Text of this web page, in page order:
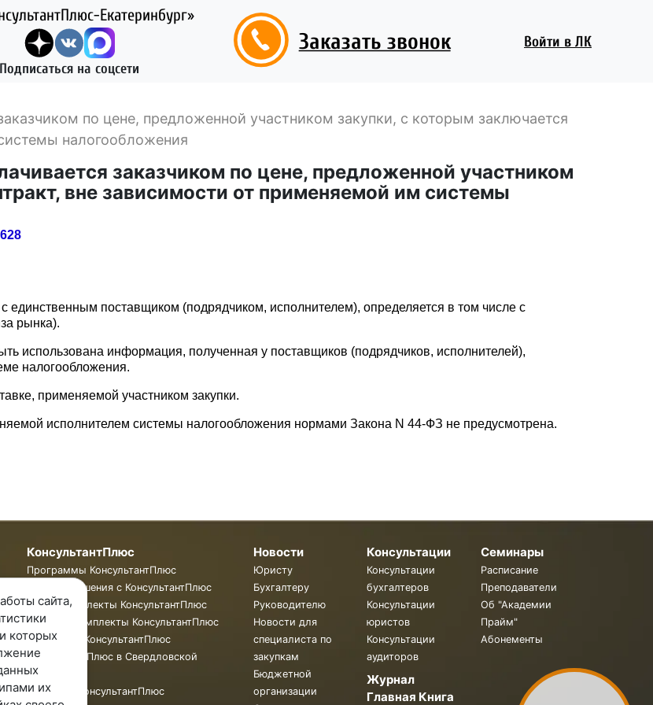
Екатеринбург»
Подписаться на соцсети
Заказать звонок Войти в ЛК
по цене, предложенной участником закупки, с которым заключается
налогообложения
заказчиком по цене, предложенной участником
вне зависимости от применяемой им системы
единственным поставщиком (подрядчиком, исполнителем), определяется в том числе с
рынка).
использована информация, полученная у поставщиков (подрядчиков, исполнителей),
налогообложения.
применяемой участником закупки.
исполнителем системы налогообложения нормами Закона N 44-ФЗ не предусмотрена.
КонсультантПлюс
Программы КонсультантПлюс
Готовые решения с КонсультантПлюс
Смарт Комплекты КонсультантПлюс
Жесткие Комплекты КонсультантПлюс
Бюллетень КонсультантПлюс
КонсультантПлюс в Свердловской
области
Обучение КонсультантПлюс
Новости
Юристу
Бухгалтеру
Руководителю
Новости для
специалиста по
закупкам
Бюджетной
организации
Консультации
Консультации
бухгалтеров
Консультации
юристов
Консультации
аудиторов
Журнал
Главная Книга
Семинары
Расписание
Преподаватели
Об "Академии
Прайм"
Абонементы
сайта,
которых
их